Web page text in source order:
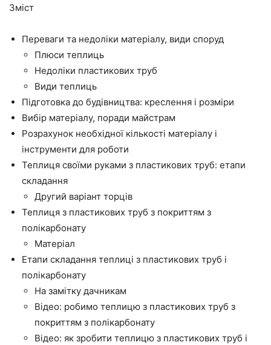
Зміст
Переваги та недоліки матеріалу, види споруд
Плюси теплиць
Недоліки пластикових труб
Види теплиць
Підготовка до будівництва: креслення і розміри
Вибір матеріалу, поради майстрам
Розрахунок необхідної кількості матеріалу і
інструменти для роботи
Теплиця своїми руками з пластикових труб: етапи
складання
Другий варіант торців
Теплиця з пластикових труб з покриттям з
полікарбонату
Матеріал
Етапи складання теплиці з пластикових труб і
полікарбонату
На замітку дачникам
Відео: робимо теплицю з пластикових труб з
покриттям з полікарбонату
Відео: як зробити теплицю з пластикових труб і